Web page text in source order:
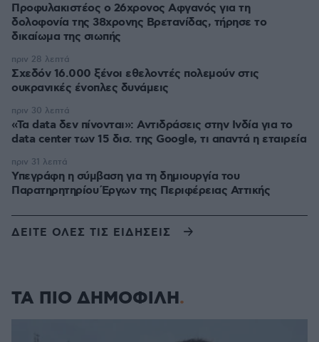
Προφυλακιστέος ο 26χρονος Αφγανός για τη
δολοφονία της 38χρονης Βρετανίδας, τήρησε το
δικαίωμα της σιωπής
Σχεδόν 16.000 ξένοι εθελοντές πολεμούν στις
ουκρανικές ένοπλες δυνάμεις
πριν 28 λεπτά
«Τα data δεν πίνονται»: Αντιδράσεις στην Ινδία για το
data center των 15 δισ. της Google, τι απαντά η εταιρεία
πριν 30 λεπτά
Υπεγράφη η σύμβαση για τη δημιουργία του
Παρατηρητηρίου Έργων της Περιφέρειας Αττικής
πριν 31 λεπτά
ΔΕΙΤΕ ΟΛΕΣ ΤΙΣ ΕΙΔΗΣΕΙΣ
ΤΑ ΠΙΟ ΔΗΜΟΦΙΛΗ